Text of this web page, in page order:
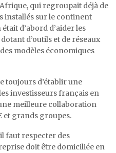
Afrique, qui regroupait déjà de
installés sur le continent
d’abord d’aider les
d’outils et de réseaux
modèles économiques
toujours d’établir une
investisseurs français en
meilleure collaboration
et grands groupes.
faut respecter des
doit être domiciliée en